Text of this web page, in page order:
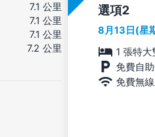
選項
8月13日(星
1 張特
免費自
免費無
7.1 公里
7.1 公里
7.1 公里
7.2 公里